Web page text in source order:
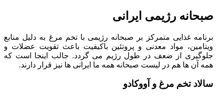
صبحانه رژیمی ایرانی
برنامه غذایی متمرکز بر صبحانه رژیمی با تخم مرغ به دلیل منابع
ویتامین، مواد معدنی و پروتئین باکیفیت باعث تقویت عضلات و
جلوگیری از ضعف در طول رژیم می گردد. جالب اینجا است که
همه آن ها هم در لیست صبحانه همه ما ایرانی ها نیز قرار دارند.
سالاد تخم مرغ و آووکادو